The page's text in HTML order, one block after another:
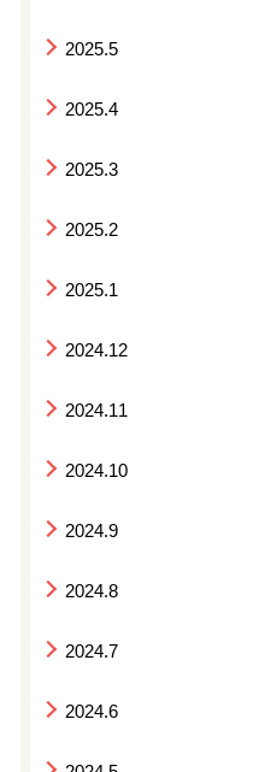
2025.5
2025.4
2025.3
2025.2
2025.1
2024.12
2024.11
2024.10
2024.9
2024.8
2024.7
2024.6